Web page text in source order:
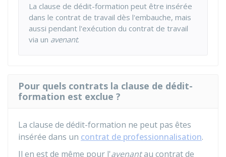
La clause de dédit-formation peut être insérée
dans le contrat de travail dès l'embauche, mais
aussi pendant l'exécution du contrat de travail
via un avenant.
Pour quels contrats la clause de dédit-
formation est exclue ?
La clause de dédit-formation ne peut pas êtes
insérée dans un contrat de professionnalisation.
Il en est de même pour l'avenantau contrat de